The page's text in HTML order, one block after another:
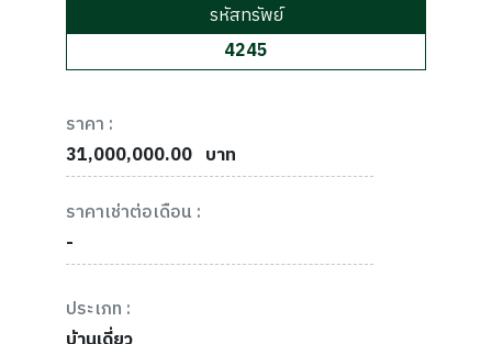
รหัสทรัพย์
4245
ราคา :
31,000,000.00 บาท
ราคาเช่าต่อเดือน :
-
ประเภท :